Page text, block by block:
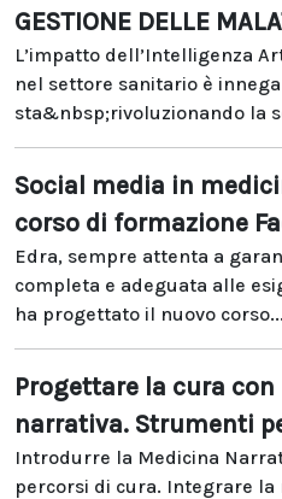
GESTIONE DELLE
L’impatto dell’Intelligenza
nel settore sanitario è
sta&nbsp;rivoluzionando la
Social media in
corso di formazione
Edra, sempre attenta a
completa e adeguata alle
ha progettato il nuovo corso...
Progettare la cura
narrativa. Strumenti
Introdurre la Medicina
percorsi di cura. Integrare